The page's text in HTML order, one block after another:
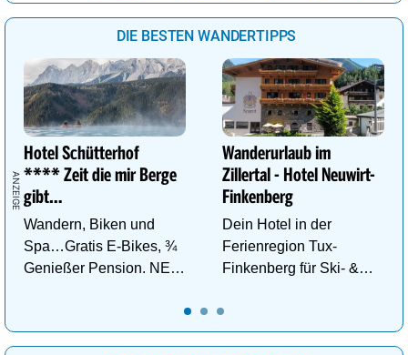
DIE BESTEN WANDERTIPPS
Hotel Schütterhof
**** Zeit die mir Berge
gibt…
Wandern, Biken und
Spa…Gratis E-Bikes, ¾
Genießer Pension. NEU:
Wanderurlaub im
Zillertal - Hotel Neuwirt-
Finkenberg
Dein Hotel in der
Ferienregion Tux-
Finkenberg für Ski- &
bis zu 3250m.